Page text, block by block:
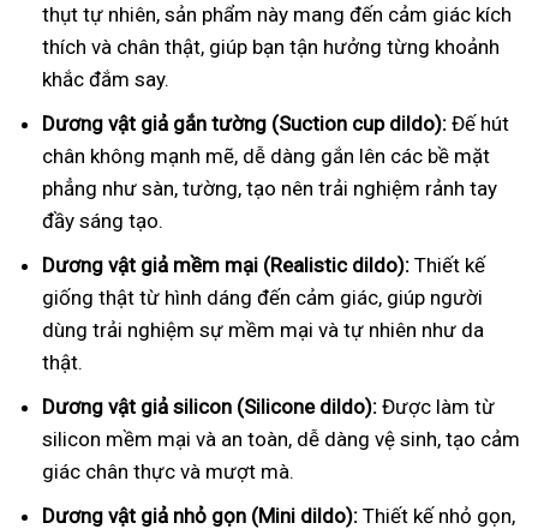
thụt tự nhiên, sản phẩm này mang đến cảm giác kích
thích và chân thật, giúp bạn tận hưởng từng khoảnh
khắc đắm say.
Dương vật giả gắn tường (Suction cup dildo): Đế hút
chân không mạnh mẽ, dễ dàng gắn lên các bề mặt
phẳng như sàn, tường, tạo nên trải nghiệm rảnh tay
đầy sáng tạo.
Dương vật giả mềm mại (Realistic dildo): Thiết kế
giống thật từ hình dáng đến cảm giác, giúp người
dùng trải nghiệm sự mềm mại và tự nhiên như da
thật.
Dương vật giả silicon (Silicone dildo): Được làm từ
silicon mềm mại và an toàn, dễ dàng vệ sinh, tạo cảm
giác chân thực và mượt mà.
Dương vật giả nhỏ gọn (Mini dildo): Thiết kế nhỏ gọn,